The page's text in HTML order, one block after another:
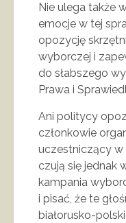
Nie ulega także
emocje w tej
opozycję
wyborczej i
do słabszego
Prawa i
Ani politycy
członkowie
uczestniczący w
czują się jednak
kampania
i pisać, że te
białorusko-